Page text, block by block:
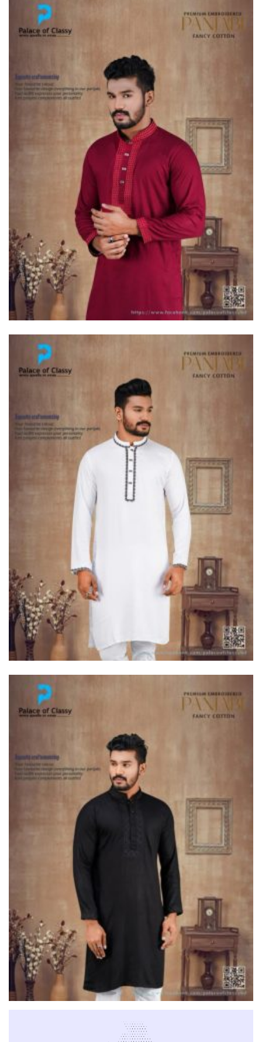
ভূরুঙ্গামারীতে ১৭৪০ মিটার অবৈধ
করল প্রশাসন
ভূরুঙ্গামারীতে পুলিশ-বিজিবির যৌথ
অভিযানে গাঁজার গাছ সহ
মাদককারবারি আটক
জরায়ুমুখ ক্যান্সার স্ক্রিনিংয়ে কুড়িগ্রামে
সেরা নাগেশ্বরী, সম্মাননা পেলেন নার্স
নাজমা
দুধকুমার নদে সাঁড়াশি অভিযান, জব্দ ২
হাজার ৫০০ মিটার চায়না জাল
ভূরুঙ্গামারীতে ভারতীয় গরু সহ ৩